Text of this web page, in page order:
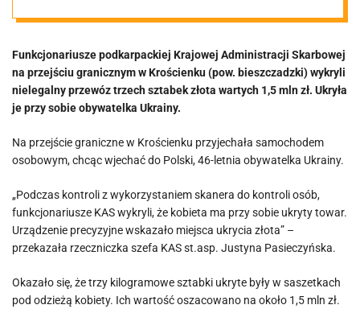
Funkcjonariusze podkarpackiej Krajowej Administracji Skarbowej
na przejściu granicznym w Krościenku (pow. bieszczadzki) wykryli
nielegalny przewóz trzech sztabek złota wartych 1,5 mln zł. Ukryła
je przy sobie obywatelka Ukrainy.
Na przejście graniczne w Krościenku przyjechała samochodem
osobowym, chcąc wjechać do Polski, 46-letnia obywatelka Ukrainy.
„Podczas kontroli z wykorzystaniem skanera do kontroli osób,
funkcjonariusze KAS wykryli, że kobieta ma przy sobie ukryty towar.
Urządzenie precyzyjne wskazało miejsca ukrycia złota” –
przekazała rzeczniczka szefa KAS st.asp. Justyna Pasieczyńska.
Okazało się, że trzy kilogramowe sztabki ukryte były w saszetkach
pod odzieżą kobiety. Ich wartość oszacowano na około 1,5 mln zł.